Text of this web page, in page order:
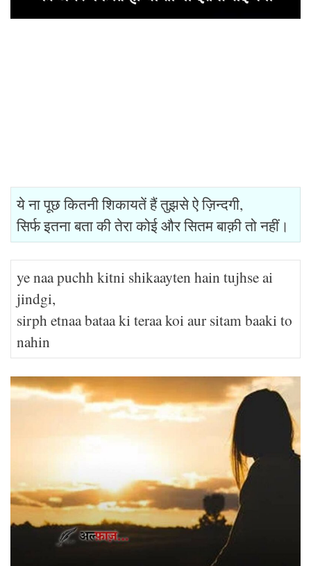
ये ना पूछ कितनी शिकायतें हैं तुझसे ऐ ज़िन्दगी,
सिर्फ इतना बता की तेरा कोई और सितम बाक़ी तो नहीं।
ye naa puchh kitni shikaayten hain tujhse ai
jindgi,
sirph etnaa bataa ki teraa koi aur sitam baaki to
nahin